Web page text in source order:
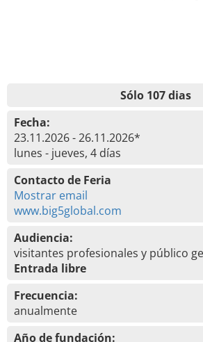
Sólo 107 dias
Fecha:
23.11.2026 - 26.11.2026*
lunes - jueves, 4 días
Contacto de Feria
Mostrar email
www.big5global.com
Audiencia:
visitantes profesionales y público
Entrada libre
Frecuencia:
anualmente
Año de fundación: